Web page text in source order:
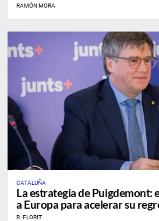
RAMÓN MORA
CATALUÑA
La estrategia de Puigdemont:
a Europa para acelerar su
R. FLORIT